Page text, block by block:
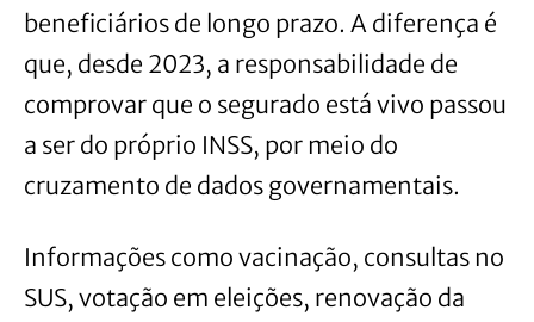
beneficiários de longo prazo. A diferença é
que, desde 2023, a responsabilidade de
comprovar que o segurado está vivo passou
a ser do próprio INSS, por meio do
cruzamento de dados governamentais.
Informações como vacinação, consultas no
SUS, votação em eleições, renovação da